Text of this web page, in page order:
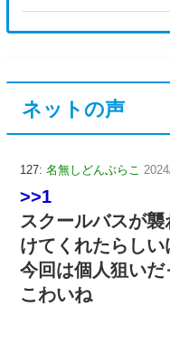
ネットの声
127: 名無しどんぶらこ
>>1
スクールバスが
けてくれたらしい
今回は個人狙いだ
こわいね